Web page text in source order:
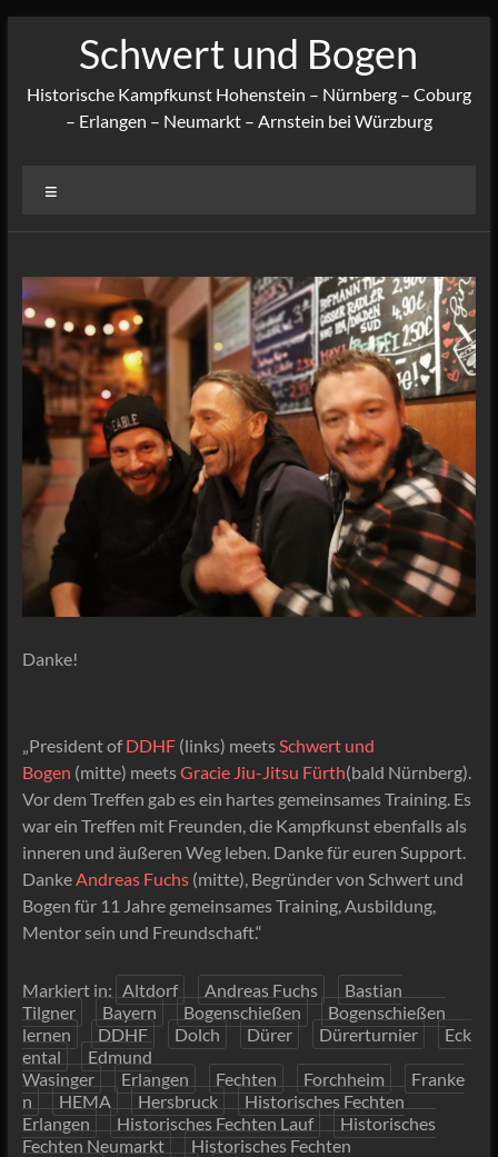
Schwert und Bogen
Historische Kampfkunst Hohenstein – Nürnberg – Coburg
– Erlangen – Neumarkt – Arnstein bei Würzburg
Danke!
„President ofDDHF(links) meetsSchwert und
Bogen (mitte) meetsGracie Jiu-Jitsu Fürth(bald Nürnberg).
Vor dem Treffen gab es ein hartes gemeinsames Training. Es
war ein Treffen mit Freunden, die Kampfkunst ebenfalls als
inneren und äußeren Weg leben. Danke für euren Support.
DankeAndreas Fuchs(mitte), Begründer von Schwert und
Bogen für 11 Jahre gemeinsames Training, Ausbildung,
Mentor sein und Freundschaft.“
Markiert in: Altdorf Andreas Fuchs
Bastian
Tilgner
Bayern Bogenschießen
Bogenschießen
lernen
DDHF Dolch Dürer Dürerturnier
Eck
ental
Edmund
Wasinger
Erlangen Fechten Forchheim
Franke
n
HEMA Hersbruck
Historisches Fechten
Erlangen
Historisches Fechten Lauf
Historisches
Fechten Neumarkt
Historisches Fechten